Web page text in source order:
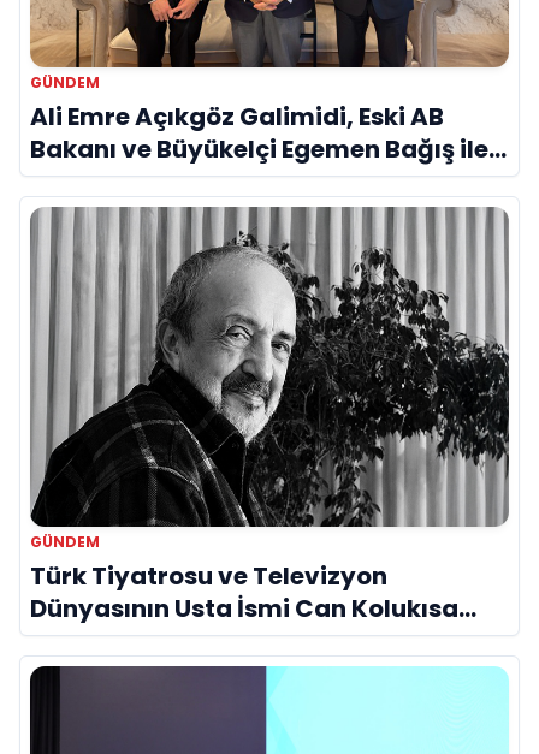
GÜNDEM
Ali Emre Açıkgöz Galimidi, Eski AB
Bakanı ve Büyükelçi Egemen Bağış ile
Bir Araya Geldi
GÜNDEM
Türk Tiyatrosu ve Televizyon
Dünyasının Usta İsmi Can Kolukısa
Hayatını Kaybetti